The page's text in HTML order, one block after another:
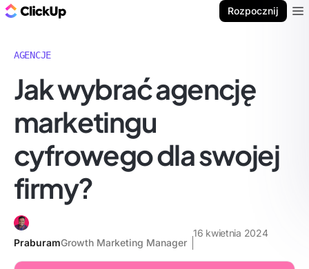
Rozpocznij
AGENCJE
Jak wybrać agencję
marketingu
cyfrowego dla swojej
firmy?
PraburamGrowth Marketing Manager
16 kwietnia 2024